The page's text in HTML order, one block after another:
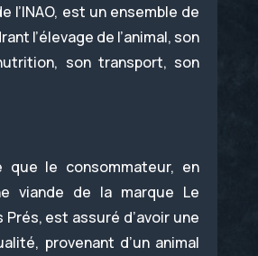
l’INAO, est un ensemble de
l’élevage de l’animal, son
son transport, son
que le consommateur, en
viande de la marque Le
Prés, est assuré d’avoir une
provenant d’un animal